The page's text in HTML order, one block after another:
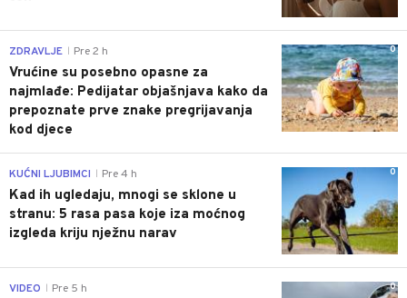
0
ZDRAVLJE Pre 2 h
Vrućine su posebno opasne za
najmlađe: Pedijatar objašnjava kako da
prepoznate prve znake pregrijavanja
kod djece
0
KUĆNI LJUBIMCI Pre 4 h
Kad ih ugledaju, mnogi se sklone u
stranu: 5 rasa pasa koje iza moćnog
izgleda kriju nježnu narav
0
VIDEO Pre 5 h